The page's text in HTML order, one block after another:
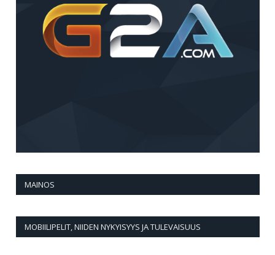
MAINOS
MOBIILIPELIT, NIIDEN NYKYISYYS JA TULEVAISUUS